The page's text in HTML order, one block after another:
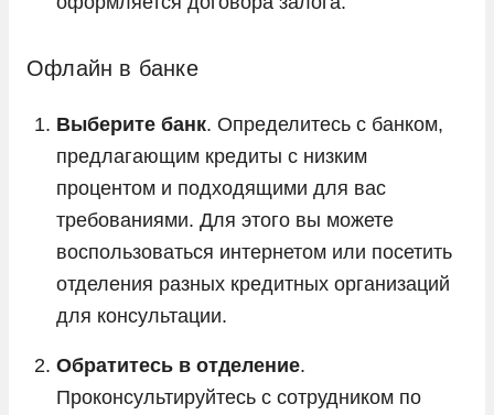
Офлайн в банке
Выберите банк. Определитесь с банком,
предлагающим кредиты с низким
процентом и подходящими для вас
требованиями. Для этого вы можете
воспользоваться интернетом или посетить
отделения разных кредитных организаций
для консультации.
Обратитесь в отделение.
Проконсультируйтесь с сотрудником по